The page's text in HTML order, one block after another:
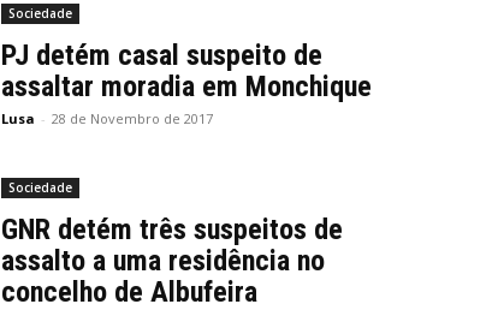
Sociedade
PJ detém casal suspeito de
assaltar moradia em Monchique
Lusa - 28 de Novembro de 2017
Sociedade
GNR detém três suspeitos de
assalto a uma residência no
concelho de Albufeira